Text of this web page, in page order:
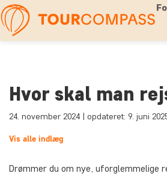
Hvor skal man
24. november 2024 | opdateret: 9. juni
Vis alle indlæg
Drømmer du om nye, uforglemmelige